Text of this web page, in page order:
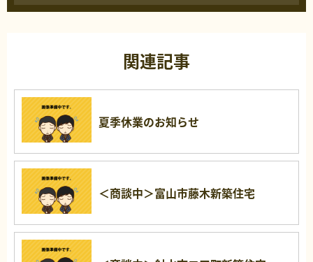
関連記事
夏季休業のお知らせ
＜商談中＞富山市藤木新築住宅